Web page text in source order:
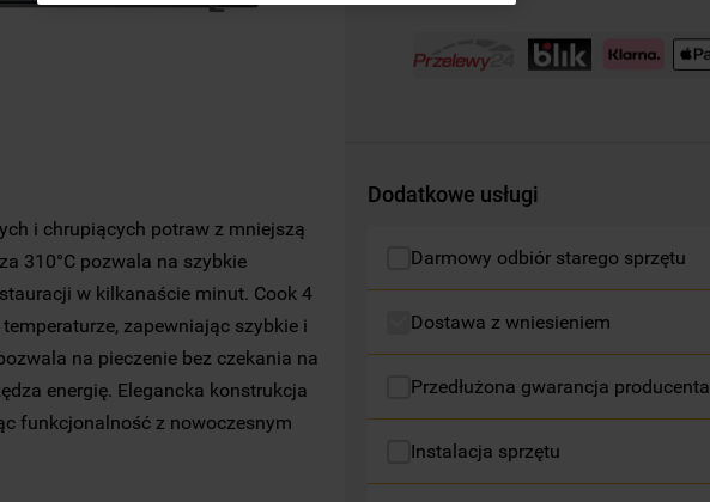
i chrupiących potraw z mniejszą
310°C pozwala na szybkie
w kilkanaście minut. Cook 4
zapewniając szybkie i
na pieczenie bez czekania na
energię. Elegancka konstrukcja
funkcjonalność z nowoczesnym
Dodatkowe usługi
Darmowy odbiór starego sprzętu
Dostawa z wniesieniem
Przedłużona gwarancja producenta
Instalacja sprzętu
zewnętrznych i na platformach
preferencje, znajdą Państwo w naszej
Polityce Cookies
przetwarzania danych osobowych
zbieranych za pośrednictwem plików
cookie dostępne są w naszej
prywatności.
Klikając przycisk„AKCEPTUJĘ WSZYSTKIE
PLIKI COOKIES", wyrażają Państwo zgodę
na instalację wszystkich rodzajów plików